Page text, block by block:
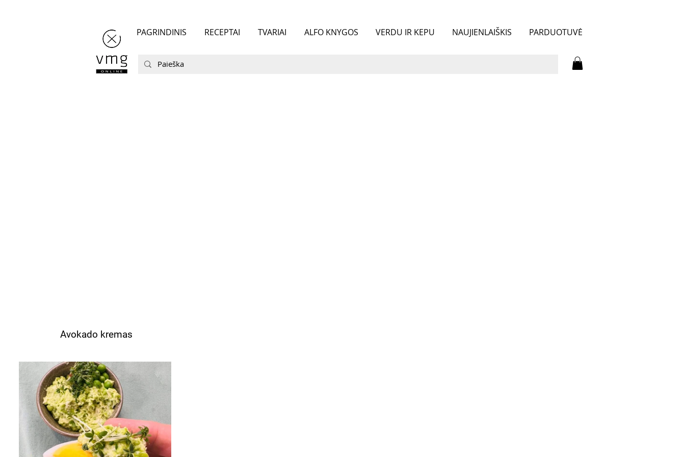
PAGRINDINIS RECEPTAI TVARIAI ALFO KNYGOS VERDU IR KEPU NAUJIENLAIŠKIS PARDUOTUVĖ
Avokado kremas